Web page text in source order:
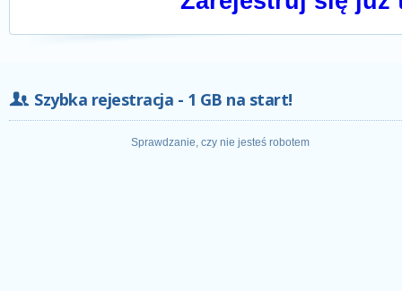
Szybka rejestracja - 1 GB na start!
Sprawdzanie, czy nie jesteś robotem